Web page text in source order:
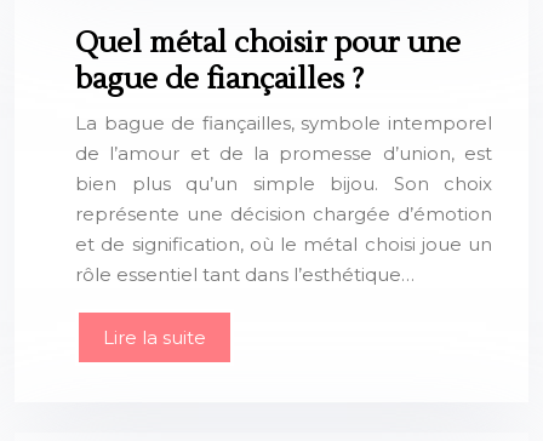
Quel métal choisir pour une
bague de fiançailles ?
La bague de fiançailles, symbole intemporel
de l’amour et de la promesse d’union, est
bien plus qu’un simple bijou. Son choix
représente une décision chargée d’émotion
et de signification, où le métal choisi joue un
rôle essentiel tant dans l’esthétique…
Lire la suite